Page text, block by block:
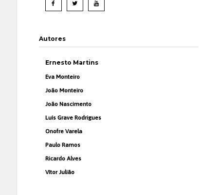
Autores
Ernesto Martins
Eva Monteiro
João Monteiro
João Nascimento
Luís Grave Rodrigues
Onofre Varela
Paulo Ramos
Ricardo Alves
Vítor Julião